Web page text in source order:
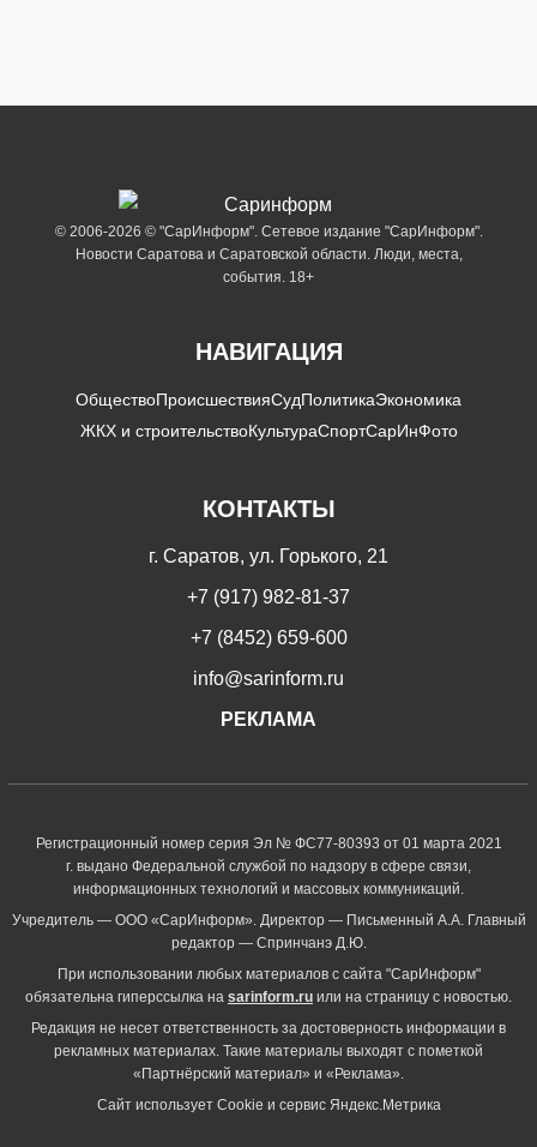
© 2006-2026 © "СарИнформ". Сетевое издание "СарИнформ".
Новости Саратова и Саратовской области. Люди, места,
события. 18+
НАВИГАЦИЯ
ОбществоПроисшествияСудПолитикаЭкономика
ЖКХ и строительствоКультураСпортСарИнФото
КОНТАКТЫ
г. Саратов, ул. Горького, 21
+7 (917) 982-81-37
+7 (8452) 659-600
info@sarinform.ru
РЕКЛАМА
Регистрационный номер серия Эл № ФС77-80393 от 01 марта 2021
г. выдано Федеральной службой по надзору в сфере связи,
информационных технологий и массовых коммуникаций.
Учредитель — ООО «СарИнформ». Директор — Письменный А.А. Главный
редактор — Спринчанэ Д.Ю.
При использовании любых материалов с сайта "СарИнформ"
обязательна гиперссылка на sarinform.ru или на страницу с новостью.
Редакция не несет ответственность за достоверность информации в
рекламных материалах. Такие материалы выходят с пометкой
«Партнёрский материал» и «Реклама».
Сайт использует Cookie и сервиc Яндекс.Метрика